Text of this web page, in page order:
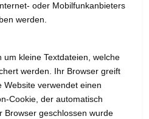
oder Mobilfunkanbieters
werden.
um kleine Textdateien, welche
werden. Ihr Browser greift
Website verwendet einen
Cookie, der automatisch
Browser geschlossen wurde